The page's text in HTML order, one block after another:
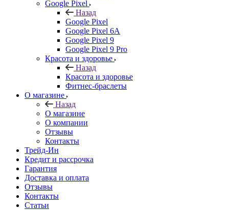
Google Pixel
Назад
Google Pixel
Google Pixel 6A
Google Pixel 9
Google Pixel 9 Pro
Красота и здоровье
Назад
Красота и здоровье
Фитнес-браслеты
О магазине
Назад
О магазине
О компании
Отзывы
Контакты
Трейд-Ин
Кредит и рассрочка
Гарантия
Доставка и оплата
Отзывы
Контакты
Статьи